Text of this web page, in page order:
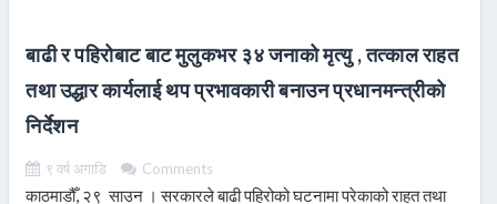
बाढी र पहिरोबाट बाट मुलुकभर ३४ जनाको मृत्यु , तत्काल राहत
तथा उद्धार कार्यलाई थप प्रभावकारी बनाउन प्रधानमन्त्रीको
निर्देशन
९ वर्ष अगाडि Comments
काठमाडौँ, २९ साउन । सरकारले बाढी पहिरोको घटनामा परेकाको राहत तथा